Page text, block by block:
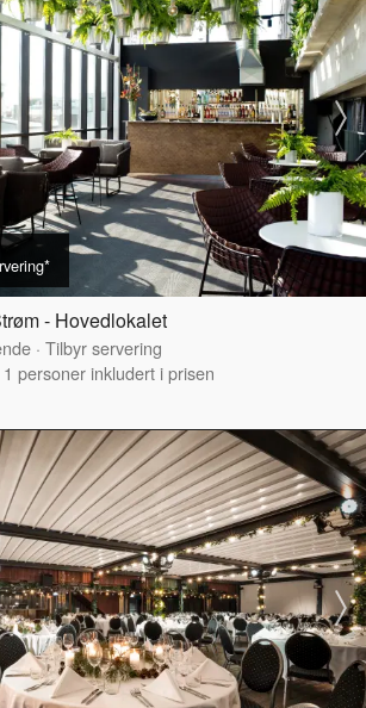
- Hovedlokalet
· Tilbyr servering
personer inkludert i prisen